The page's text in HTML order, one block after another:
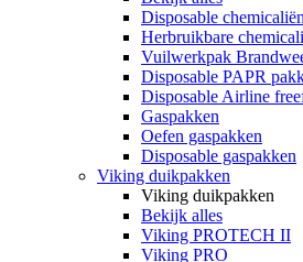
Disposable
Herbruikbare
Vuilwerkpak
Disposable PAPR
Disposable Airline
Gaspakken
Oefen gaspakken
Disposable gaspakken
Viking duikpakken
Viking duikpakken
Bekijk alles
Viking PROTECH II
Viking PRO